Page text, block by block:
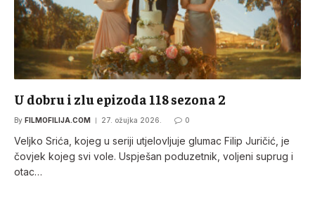
U dobru i zlu epizoda 118 sezona 2
By FILMOFILIJA.COM 27. ožujka 2026. 0
Veljko Srića, kojeg u seriji utjelovljuje glumac Filip Juričić, je
čovjek kojeg svi vole. Uspješan poduzetnik, voljeni suprug i
otac…